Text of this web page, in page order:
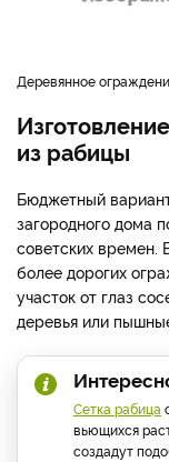
деревянное
из рабицы
Бюджетный
загородного дома
советских времен.
более дорогих
участок от глаз
деревья или
Сетка рабица
вьющихся
создадут